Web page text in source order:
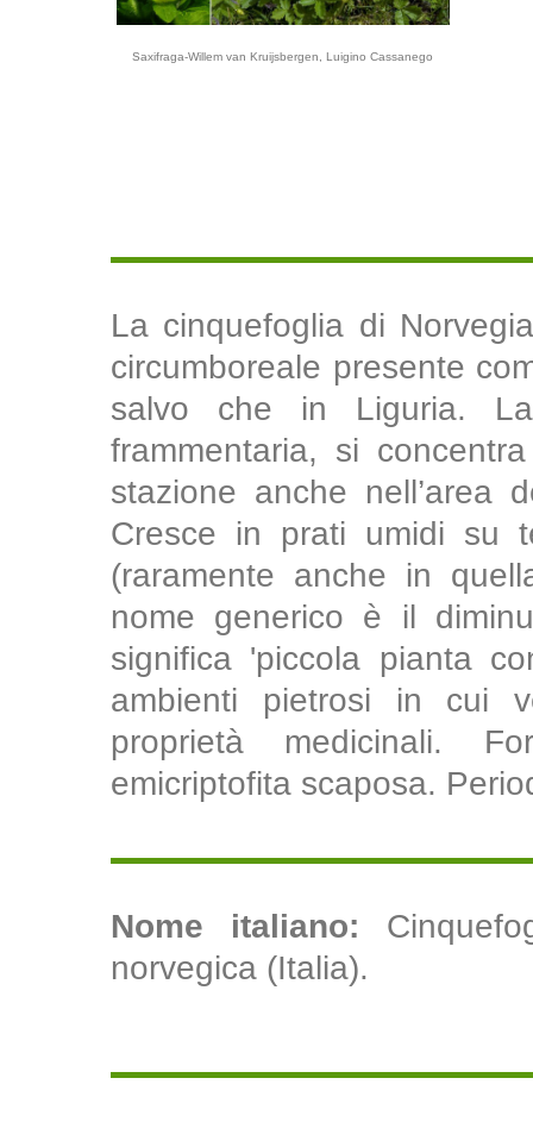
Saxifraga-Willem van Kruijsbergen, Luigino Cassanego
La cinquefoglia di
circumboreale presente
salvo che in Liguria. La
frammentaria, si
stazione anche nell’area
Cresce in prati umidi su
(raramente anche in
nome generico è il
significa 'piccola pianta
ambienti pietrosi in cui
proprietà medicinali.
emicriptofita scaposa.
Nome italiano:
norvegica (Italia).